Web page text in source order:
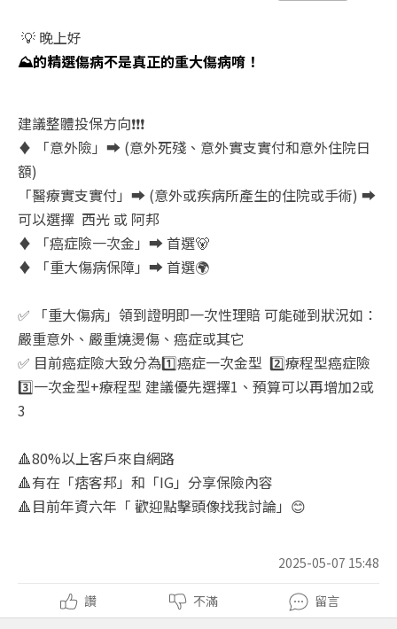
💡 晚上好
⛰️的精選傷病不是真正的重大傷病唷！
建議整體投保方向❗❗❗
♦️
「意外險」 ➡ ️ (意外死殘、意外實支實付和意外住院日
額)
「醫療實支實付」 ➡ ️ (意外或疾病所產生的住院或手術) ➡
可以選擇 西光 或 阿邦
♦️
「癌症險一次金」 ➡首選🐻
♦️
「重大傷病保障」 ➡首選🌍
✅ 「重大傷病」領到證明即一次性理賠 可能碰到狀況如：
嚴重意外、嚴重燒燙傷、癌症或其它
✅ 目前癌症險大致分為1️癌症一次金型 2️療程型癌症險
3️一次金型+療程型 建議優先選擇1 、預算可以再增加2或
3
🔺80%以上客戶來自網路
🔺有在「痞客邦」和「IG」分享保險內容
🔺目前年資六年「 歡迎點擊頭像找我討論」 😊
2025-05-07 15:48
讚 不滿 留言